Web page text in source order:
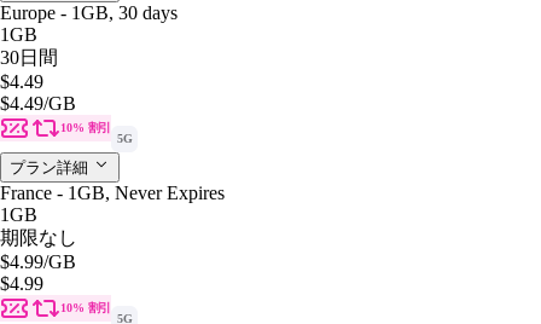
Europe - 1GB, 30 days
1GB
30日間
$4.49
$4.49/GB
10% 割引
5G
プラン詳細
France - 1GB, Never Expires
1GB
期限なし
$4.99/GB
$4.99
10% 割引
5G